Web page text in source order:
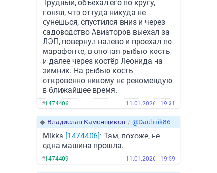
Трудный, объехал его по кругу,
понял, что оттуда никуда не
сунешься, спустился вниз и через
садоводство Авиаторов выехал за
ЛЭП, повернул налево и проехал по
марафонке, включая рыбью кость
и далее через костёр Леонида на
зимник. На рыбью кость
откровенно никому не рекомендую
в ближайшее время.
#1474406 11.01.2026 - 19:31
◆ Владислав Каменщиков / @Dachnik86
Mikka [1474406]: Там, похоже, не
одна машина прошла.
#1474409 11.01.2026 - 19:59